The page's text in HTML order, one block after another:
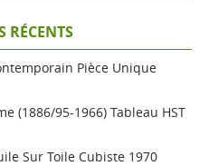
RÉCENTS
Pièce Unique
(1886/95-1966) Tableau HST
Sur Toile Cubiste 1970